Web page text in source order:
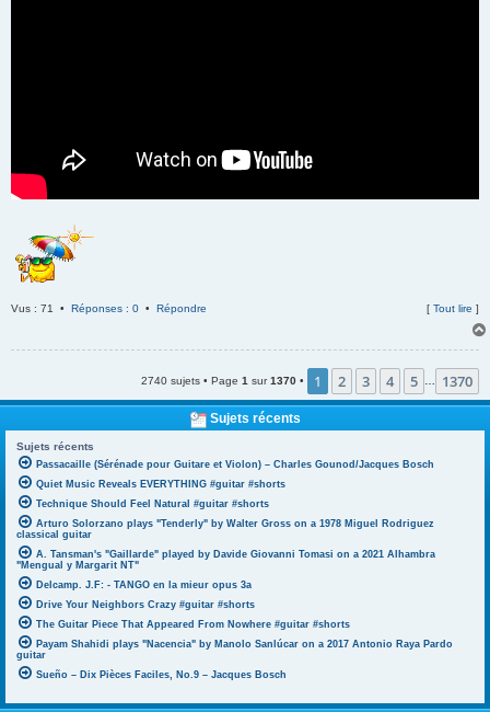
Vus : 71 • Réponses : 0 • Répondre [ Tout lire ]
2740 sujets • Page 1 sur1370 • 1 2 3 4 5 1370
Sujets récents
Sujets récents
Passacaille (Sérénade pour Guitare et Violon) – Charles Gounod/Jacques Bosch
Quiet Music Reveals EVERYTHING #guitar #shorts
Technique Should Feel Natural #guitar #shorts
Arturo Solorzano plays "Tenderly" by Walter Gross on a 1978 Miguel Rodriguez
classical guitar
A. Tansman's "Gaillarde" played by Davide Giovanni Tomasi on a 2021 Alhambra
"Mengual y Margarit NT"
Delcamp. J.F: - TANGO en la mieur opus 3a
Drive Your Neighbors Crazy #guitar #shorts
The Guitar Piece That Appeared From Nowhere #guitar #shorts
Payam Shahidi plays "Nacencia" by Manolo Sanlúcar on a 2017 Antonio Raya Pardo
guitar
Sueño – Dix Pièces Faciles, No.9 – Jacques Bosch